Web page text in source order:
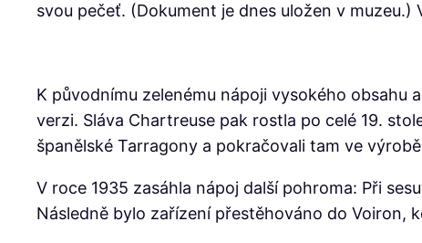
svou pečeť. (Dokument je dnes uložen v
K původnímu zelenému nápoji vysokého obsahu
verzi. Sláva Chartreuse pak rostla po celé 19.
španělské Tarragony a pokračovali tam ve
V roce 1935 zasáhla nápoj další pohroma: Při
Následně bylo zařízení přestěhováno do Voiron,